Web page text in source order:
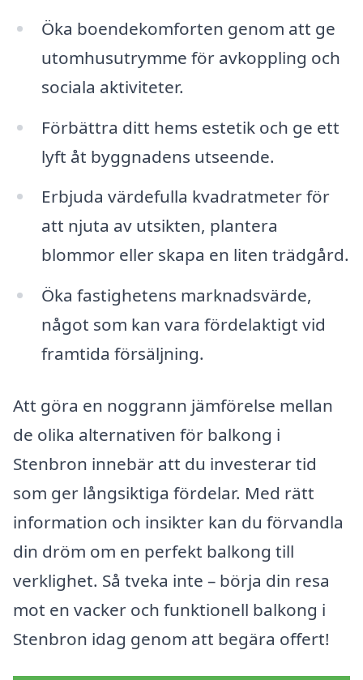
Öka boendekomforten genom att ge
utomhusutrymme för avkoppling och
sociala aktiviteter.
Förbättra ditt hems estetik och ge ett
lyft åt byggnadens utseende.
Erbjuda värdefulla kvadratmeter för
att njuta av utsikten, plantera
blommor eller skapa en liten trädgård.
Öka fastighetens marknadsvärde,
något som kan vara fördelaktigt vid
framtida försäljning.
Att göra en noggrann jämförelse mellan
de olika alternativen för balkong i
Stenbron innebär att du investerar tid
som ger långsiktiga fördelar. Med rätt
information och insikter kan du förvandla
din dröm om en perfekt balkong till
verklighet. Så tveka inte – börja din resa
mot en vacker och funktionell balkong i
Stenbron idag genom att begära offert!